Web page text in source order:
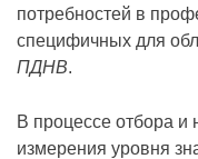
потребностей в
специфичных для
ПДНВ.
В процессе отбора и
измерения уровня